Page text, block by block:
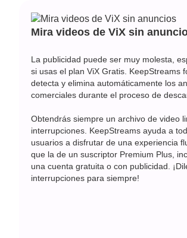
Mira videos de ViX sin
La publicidad puede ser muy molesta,
si usas el plan ViX Gratis. KeepStreams
detecta y elimina automáticamente los
comerciales durante el proceso de
Obtendrás siempre un archivo de video
interrupciones. KeepStreams ayuda a
usuarios a disfrutar de una experiencia
que la de un suscriptor Premium Plus,
una cuenta gratuita o con publicidad.
interrupciones para siempre!